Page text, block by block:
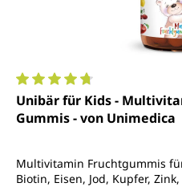
Durchschnittliche
Unibär für Kids -
Gummis - von Unimedica
Multivitamin Fruchtgummis
Biotin, Eisen, Jod, Kupfer,